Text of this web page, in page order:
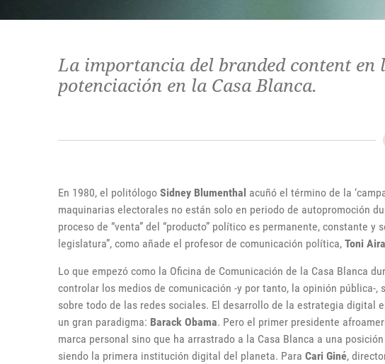
La importancia del branded content en
potenciación en la Casa Blanca.
En 1980, el politólogo Sidney Blumenthal acuñó el término de la
maquinarias electorales no están solo en periodo de autopromoción
proceso de “venta” del “producto” político es permanente, constante
legislatura”, como añade el profesor de comunicación política, Toni Aira
Lo que empezó como la Oficina de Comunicación de la Casa Blanca
controlar los medios de comunicación -y por tanto, la opinión pública-
sobre todo de las redes sociales. El desarrollo de la estrategia digital
un gran paradigma: Barack Obama. Pero el primer presidente
marca personal sino que ha arrastrado a la Casa Blanca a una
siendo la primera institución digital del planeta. Para Cari Giné,